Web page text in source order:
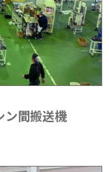
ン間搬送機